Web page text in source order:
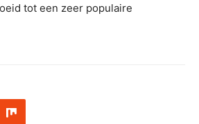
tot een zeer populaire